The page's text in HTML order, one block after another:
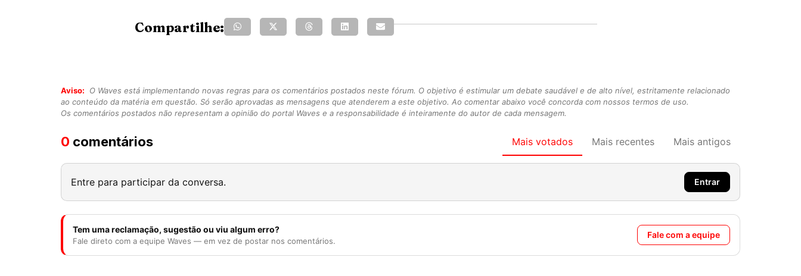
Compartilhe:
Aviso:
O Waves está implementando novas regras para os comentários postados neste fórum. O objetivo é estimular um debate saudável e de alto nível, estritamente relacionado
ao conteúdo da matéria em questão. Só serão aprovadas as mensagens que atenderem a este objetivo. Ao comentar abaixo você concorda com nossos termos de uso.
Os comentários postados não representam a opinião do portal Waves e a responsabilidade é inteiramente do autor de cada mensagem.
0 comentários Mais votados Mais recentes Mais antigos
Entre para participar da conversa. Entrar
Tem uma reclamação, sugestão ou viu algum erro?
Fale direto com a equipe Waves — em vez de postar nos comentários.
Fale com a equipe